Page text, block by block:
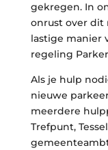
gekregen. In
onrust over dit
lastige manier
regeling
Als je hulp
nieuwe
meerdere
Trefpunt,